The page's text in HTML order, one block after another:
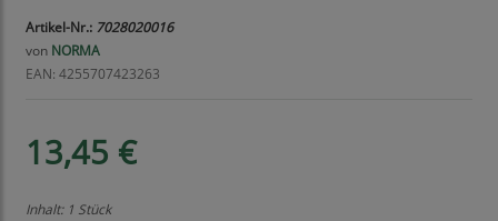
Artikel-Nr.: 7028020016
von NORMA
EAN: 4255707423263
13,45 €
Inhalt: 1 Stück